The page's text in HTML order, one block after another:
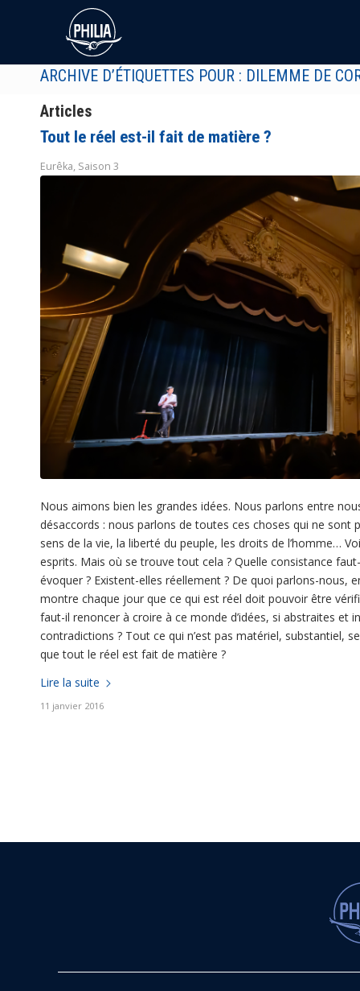
ARCHIVE D’ÉTIQUETTES POUR : DILEMME DE
Articles
Tout le réel est-il fait de matière ?
Eurêka, Saison 3
Nous aimons bien les grandes idées. Nous parlons entre
désaccords : nous parlons de toutes ces choses qui ne
sens de la vie, la liberté du peuple, les droits de l’homme…
esprits. Mais où se trouve tout cela ? Quelle consistance
évoquer ? Existent-elles réellement ? De quoi parlons-nous,
montre chaque jour que ce qui est réel doit pouvoir être
faut-il renoncer à croire à ce monde d’idées, si abstraites et
contradictions ? Tout ce qui n’est pas matériel, substantiel,
que tout le réel est fait de matière ?
Lire la suite
11 janvier 2016